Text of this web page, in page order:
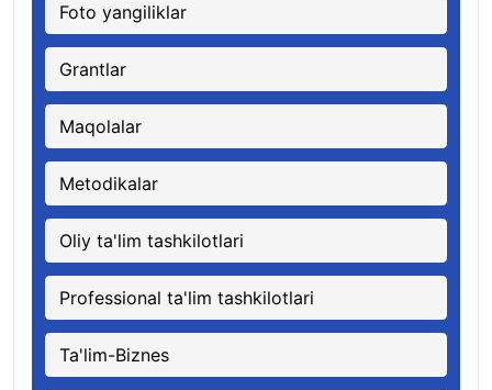
Foto yangiliklar
Grantlar
Maqolalar
Metodikalar
Oliy ta'lim tashkilotlari
Professional ta'lim tashkilotlari
Ta'lim-Biznes